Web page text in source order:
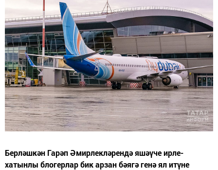
Берләшкән Гарәп Әмирлекләрендә яшәүче ирле-
хатынлы блогерлар бик арзан бәягә генә ял итүне